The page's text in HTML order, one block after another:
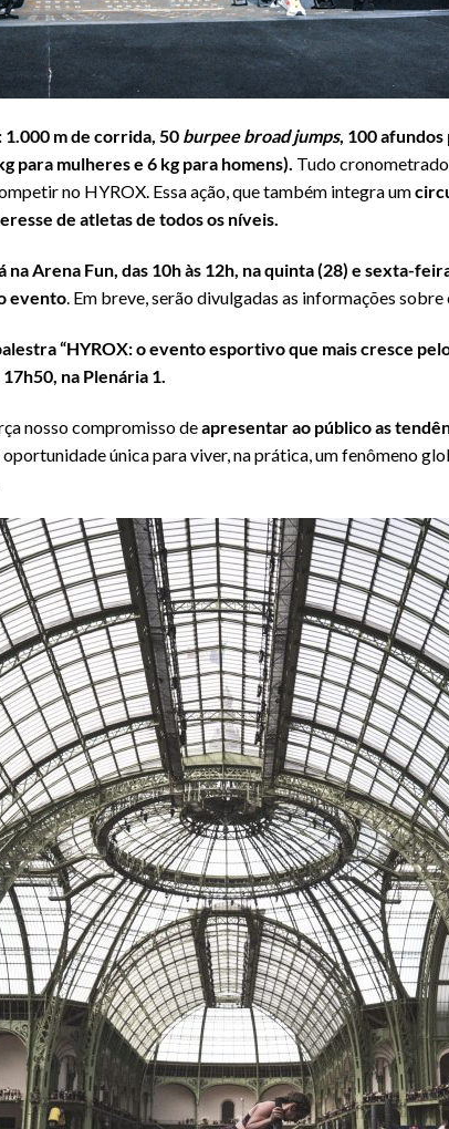
1.000 m de corrida, 50 burpee broad jumps, 100 afundos
para mulheres e 6 kg para homens). Tudo
no HYROX. Essa ação, que também integra um
de atletas de todos os níveis.
Arena Fun, das 10h às 12h, na quinta (28) e sexta-
evento. Em breve, serão divulgadas as informações sobre
“HYROX: o evento esportivo que mais cresce
na Plenária 1.
nosso compromisso deapresentar ao público as
oportunidade única para viver, na prática, um fenômeno